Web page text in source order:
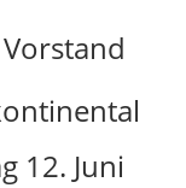
12. Juni